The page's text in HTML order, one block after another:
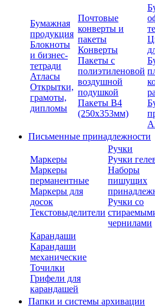
Бумажная
продукция
Блокноты
и бизнес-
тетради
Атласы
Открытки,
грамоты,
дипломы
Почтовые
конверты и
пакеты
Конверты
Пакеты с
полиэтиленовой
воздушной
подушкой
Пакеты В4
(250х353мм)
Письменные принадлежности
Маркеры
Маркеры
перманентные
Маркеры для
досок
Текстовыделители
Ручки
Ручки
Наборы
пишущих
Ручки со
чернилами
Карандаши
Карандаши
механические
Точилки
Грифели для
карандашей
Папки и системы архивации